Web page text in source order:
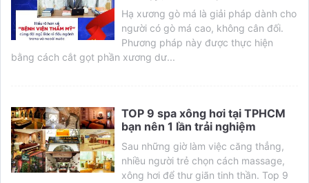
Hạ xương gò má là giải pháp dành cho
người có gò má cao, không cân đối.
Phương pháp này được thực hiện
bằng cách cắt gọt phần xương dư...
TOP 9 spa xông hơi tại TPHCM
bạn nên 1 lần trải nghiệm
Sau những giờ làm việc căng thẳng,
nhiều người trẻ chọn cách massage,
xông hơi để thư giãn tinh thần. Top 9